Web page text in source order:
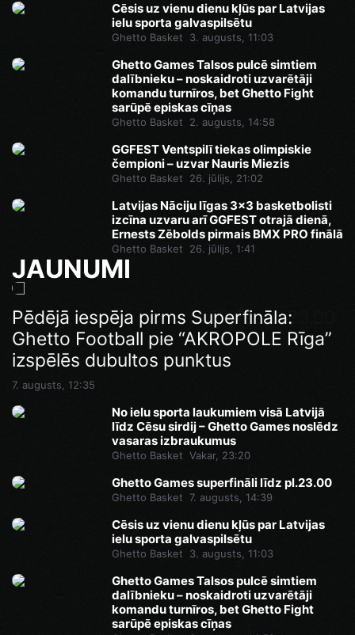
Cēsis uz vienu dienu kļūs par Latvijas
ielu sporta galvaspilsētu
Ghetto Basket 3. augusts, 11:03
Ghetto Games Talsos pulcē simtiem
dalībnieku – noskaidroti uzvarētāji
komandu turnīros, bet Ghetto Fight
sarūpē episkas cīņas
Ghetto Basket 2. augusts, 14:58
GGFEST Ventspilī tiekas olimpiskie
čempioni – uzvar Nauris Miezis
Ghetto Basket 26. jūlijs, 21:02
Latvijas Nāciju līgas 3x3 basketbolisti
izcīna uzvaru arī GGFEST otrajā dienā,
Ernests Zēbolds pirmais BMX PRO finālā
Ghetto Basket 26. jūlijs, 1:41
JAUNUMI
Ghetto Games superfināli līdz pl.23.00
7. augusts, 14:46
Pēdējā iespēja pirms Superfināla:
Ghetto Football pie “AKROPOLE Rīga”
izspēlēs dubultos punktus
7. augusts, 12:35
No ielu sporta laukumiem visā Latvijā
līdz Cēsu sirdij – Ghetto Games noslēdz
vasaras izbraukumus
Ghetto Basket Vakar, 23:20
Ghetto Games superfināli līdz pl.23.00
Ghetto Basket 7. augusts, 14:39
Cēsis uz vienu dienu kļūs par Latvijas
ielu sporta galvaspilsētu
Ghetto Basket 3. augusts, 11:03
Ghetto Games Talsos pulcē simtiem
dalībnieku – noskaidroti uzvarētāji
komandu turnīros, bet Ghetto Fight
sarūpē episkas cīņas